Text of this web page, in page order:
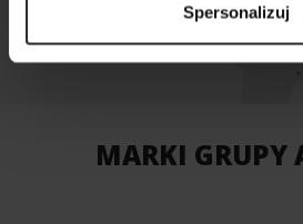
Spersonalizuj
MARKI GRUPY